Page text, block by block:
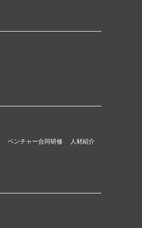
ベンチャー合同研修
人材紹介